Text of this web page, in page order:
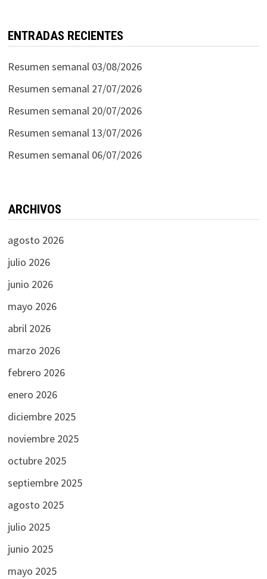
ENTRADAS RECIENTES
Resumen semanal 03/08/2026
Resumen semanal 27/07/2026
Resumen semanal 20/07/2026
Resumen semanal 13/07/2026
Resumen semanal 06/07/2026
ARCHIVOS
agosto 2026
julio 2026
junio 2026
mayo 2026
abril 2026
marzo 2026
febrero 2026
enero 2026
diciembre 2025
noviembre 2025
octubre 2025
septiembre 2025
agosto 2025
julio 2025
junio 2025
mayo 2025